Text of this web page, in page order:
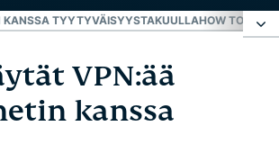
KANSSA TYYTYVÄISYYSTAKUULLAHOW TO USE
Battle.netin kanssa
VPN:ää
kanssa